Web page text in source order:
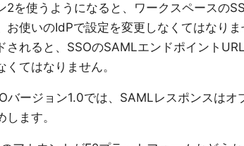
2を使うようになると、ワークスペースの
お使いのIdPで設定を変更しなくてはなり
されると、SSOのSAMLエンドポイント
くてはなりません。
バージョン1.0では、SAMLレスポンスは
します。